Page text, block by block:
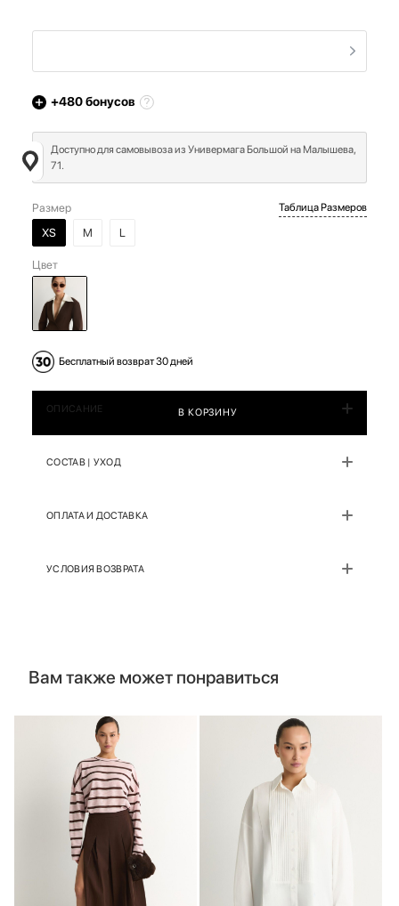
+480бонусов
Доступно для самовывоза из Универмага Большой на Малышева,
71.
Размер
XS
M L
Таблица Размеров
Цвет
Бесплатный возврат 30 дней
В КОРЗИНУ
ОПИСАНИЕ
СОСТАВ | УХОД
ОПЛАТА И ДОСТАВКА
УСЛОВИЯ ВОЗВРАТА
Вам также может понравиться